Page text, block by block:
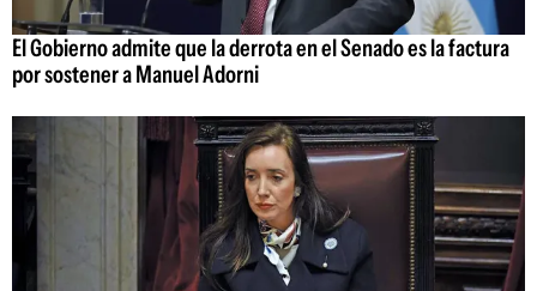
El Gobierno admite que la derrota en el Senado es la factura
por sostener a Manuel Adorni